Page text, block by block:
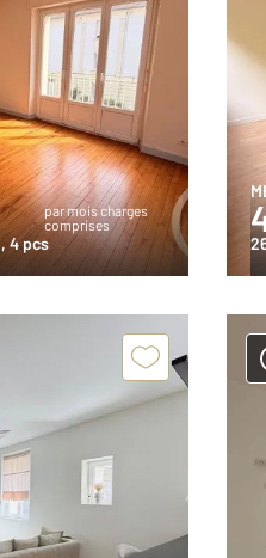
par mois charges
comprises
, 4 pcs